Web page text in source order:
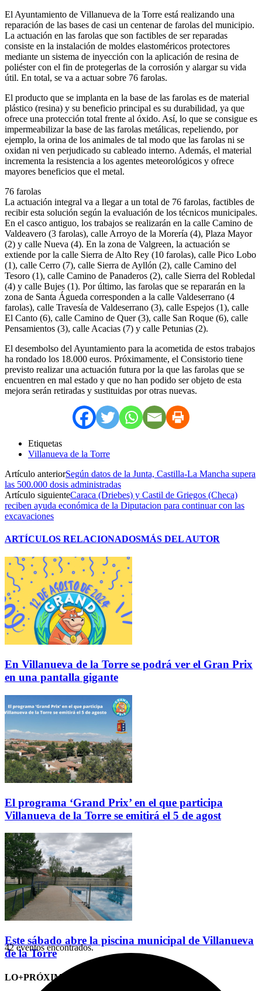
El Ayuntamiento de Villanueva de la Torre está realizando una
reparación de las bases de casi un centenar de farolas del municipio.
La actuación en las farolas que son factibles de ser reparadas
consiste en la instalación de moldes elastoméricos protectores
mediante un sistema de inyección con la aplicación de resina de
poliéster con el fin de protegerlas de la corrosión y alargar su vida
útil. En total, se va a actuar sobre 76 farolas.
El producto que se implanta en la base de las farolas es de material
plástico (resina) y su beneficio principal es su durabilidad, ya que
ofrece una protección total frente al óxido. Así, lo que se consigue es
impermeabilizar la base de las farolas metálicas, repeliendo, por
ejemplo, la orina de los animales de tal modo que las farolas ni se
oxidan ni ven perjudicado su cableado interno. Además, el material
incrementa la resistencia a los agentes meteorológicos y ofrece
mayores beneficios que el metal.
76 farolas
La actuación integral va a llegar a un total de 76 farolas, factibles de
recibir esta solución según la evaluación de los técnicos municipales.
En el casco antiguo, los trabajos se realizarán en la calle Camino de
Valdeavero (3 farolas), calle Arroyo de la Morería (4), Plaza Mayor
(2) y calle Nueva (4). En la zona de Valgreen, la actuación se
extiende por la calle Sierra de Alto Rey (10 farolas), calle Pico Lobo
(1), calle Cerro (7), calle Sierra de Ayllón (2), calle Camino del
Tesoro (1), calle Camino de Panaderos (2), calle Sierra del Robledal
(4) y calle Bujes (1). Por último, las farolas que se repararán en la
zona de Santa Águeda corresponden a la calle Valdeserrano (4
farolas), calle Travesía de Valdeserrano (3), calle Espejos (1), calle
El Canto (6), calle Camino de Quer (3), calle San Roque (6), calle
Pensamientos (3), calle Acacias (7) y calle Petunias (2).
El desembolso del Ayuntamiento para la acometida de estos trabajos
ha rondado los 18.000 euros. Próximamente, el Consistorio tiene
previsto realizar una actuación futura por la que las farolas que se
encuentren en mal estado y que no han podido ser objeto de esta
mejora serán retiradas y sustituidas por otras nuevas.
Etiquetas
Villanueva de la Torre
Artículo anteriorSegún datos de la Junta, Castilla-La Mancha supera
las 500.000 dosis administradas
Artículo siguienteCaraca (Driebes) y Castil de Griegos (Checa)
reciben ayuda económica de la Diputacion para continuar con las
excavaciones
ARTÍCULOS RELACIONADOSMÁS DEL AUTOR
En Villanueva de la Torre se podrá ver el Gran Prix
en una pantalla gigante
El programa ‘Grand Prix’ en el que participa
Villanueva de la Torre se emitirá el 5 de agost
Este sábado abre la piscina municipal de Villanueva
de la Torre
LO+PRÓXIMO (CITAS)
42 eventos encontrados.